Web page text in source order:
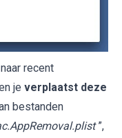
recent
je verplaatst deze
bestanden
”,